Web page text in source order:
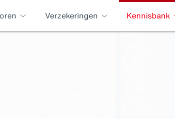
Verzekeringen Kennisbank